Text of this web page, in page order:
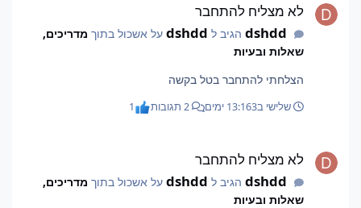
לא מצליח להתחבר
dshddהגיב ל dshddעל אשכול בתוך מדריכים,
שאלות ובעיות
הצלחתי להתחבר בטל בקשה
שלישי ב13:163 ימים 1
לא מצליח להתחבר
dshddהגיב ל dshddעל אשכול בתוך מדריכים,
שאלות ובעיות